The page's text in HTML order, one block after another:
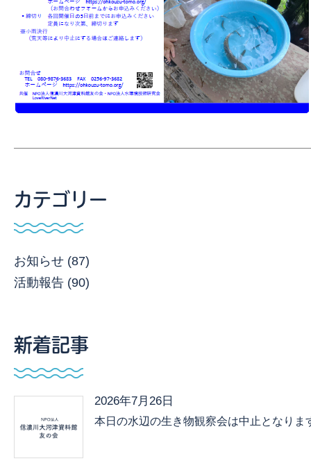
カテゴリー
お知らせ (87)
活動報告 (90)
新着記事
2026年7月26日
本日の水辺の生き物観察会は中止となりま